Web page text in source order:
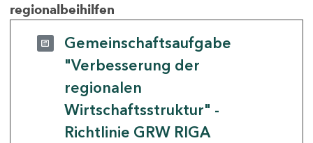
regionalbeihilfen
Gemeinschaftsaufgabe
"Verbesserung der
regionalen
Wirtschaftsstruktur" -
Richtlinie GRW RIGA